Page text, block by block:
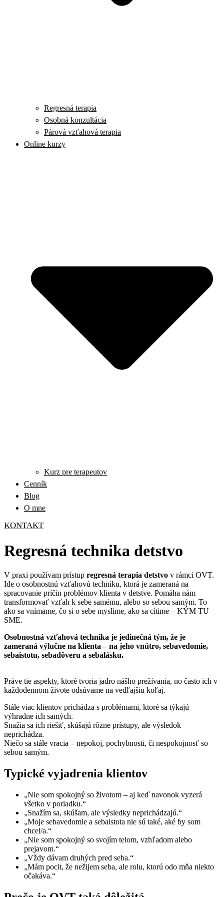
Regresná terapia
Osobná konzultácia
Párová vzťahová terapia
Online kurzy
Kurz pre terapeutov
Cenník
Blog
O mne
KONTAKT
Regresná technika detstvo
V praxi používam prístup regresná terapia detstvo v rámci OVT.
Ide o osobnostnú vzťahovú techniku, ktorá je zameraná na
spracovanie príčin problémov klienta v detstve. Pomáha nám
transformovať vzťah k sebe samému, alebo so sebou samým. To
ako sa vnímame, čo si o sebe myslíme, ako sa cítime – KÝM TU
SME.
Osobnostná vzťahová technika je jedinečná tým, že je
zameraná výlučne na klienta – na jeho vnútro, sebavedomie,
sebaistotu, sebadôveru a sebalásku.
Práve tie aspekty, ktoré tvoria jadro nášho prežívania, no často ich v
každodennom živote odsúvame na vedľajšiu koľaj.
Stále viac klientov prichádza s problémami, ktoré sa týkajú
výhradne ich samých.
Snažia sa ich riešiť, skúšajú rôzne prístupy, ale výsledok
neprichádza.
Niečo sa stále vracia – nepokoj, pochybnosti, či nespokojnosť so
sebou samým.
Typické vyjadrenia klientov
„Nie som spokojný so životom – aj keď navonok vyzerá
všetko v poriadku.“
„Snažím sa, skúšam, ale výsledky neprichádzajú.“
„Moje sebavedomie a sebaistota nie sú také, aké by som
chcel/a.“
„Nie som spokojný so svojím telom, vzhľadom alebo
prejavom.“
„Vždy dávam druhých pred seba.“
„Mám pocit, že nežijem seba, ale rolu, ktorú odo mňa niekto
očakáva.“